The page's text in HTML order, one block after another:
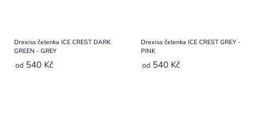
Drexiss čelenka ICE CREST DARK
GREEN - GREY
od 540 Kč
Drexiss čelenka ICE CREST GREY -
PINK
od 540 Kč